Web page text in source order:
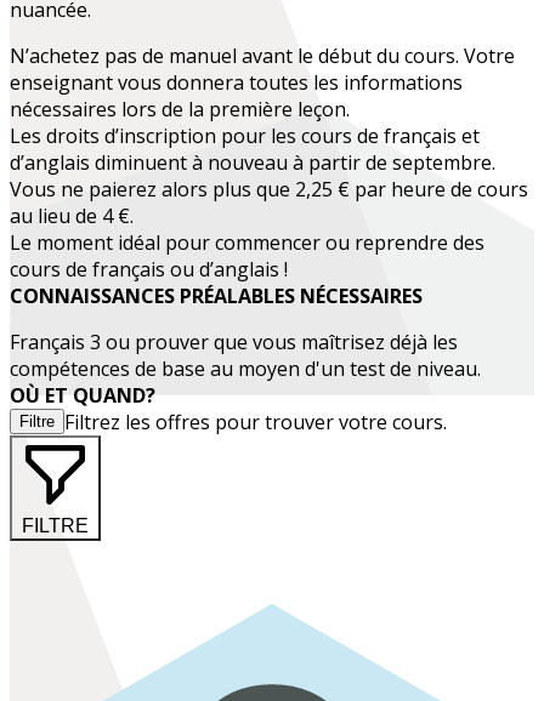
nuancée.
N’achetez pas de manuel avant le début du cours. Votre
enseignant vous donnera toutes les informations
nécessaires lors de la première leçon.
Les droits d’inscription pour les cours de français et
d’anglais diminuent à nouveau à partir de septembre.
Vous ne paierez alors plus que 2,25 € par heure de cours
au lieu de 4 €.
Le moment idéal pour commencer ou reprendre des
cours de français ou d’anglais !
CONNAISSANCES PRÉALABLES NÉCESSAIRES
Français 3 ou prouver que vous maîtrisez déjà les
compétences de base au moyen d'un test de niveau.
OÙ ET QUAND?
Filtre Filtrez les offres pour trouver votre cours.
FILTRE